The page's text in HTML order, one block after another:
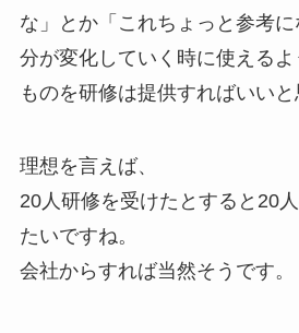
な」とか「これちょっと参考に
分が変化していく時に使えるよ
ものを研修は提供すればいいと
理想を言えば、
20人研修を受けたとすると20
たいですね。
会社からすれば当然そうです。